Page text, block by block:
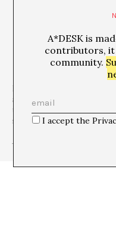
Director of Index
art critic. Yes, after Judith
things at once. He thinks
sometimes, to ask means
+ See all publications of this
A*DESK is
contributors, it
community.
I accept the